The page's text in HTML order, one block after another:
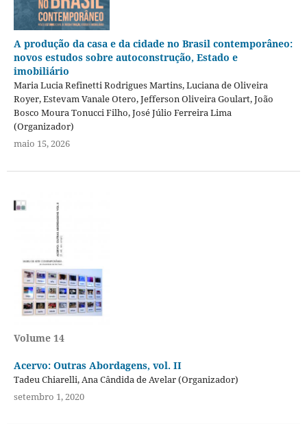
A produção da casa e da cidade no Brasil contemporâneo:
novos estudos sobre autoconstrução, Estado e
imobiliário
Maria Lucia Refinetti Rodrigues Martins, Luciana de Oliveira
Royer, Estevam Vanale Otero, Jefferson Oliveira Goulart, João
Bosco Moura Tonucci Filho, José Júlio Ferreira Lima
(Organizador)
maio 15, 2026
Volume 14
Acervo: Outras Abordagens, vol. II
Tadeu Chiarelli, Ana Cândida de Avelar (Organizador)
setembro 1, 2020